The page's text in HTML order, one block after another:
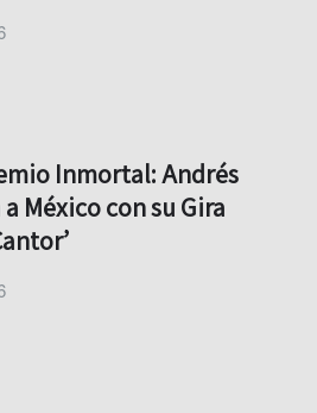
Inmortal: Andrés
México con su Gira